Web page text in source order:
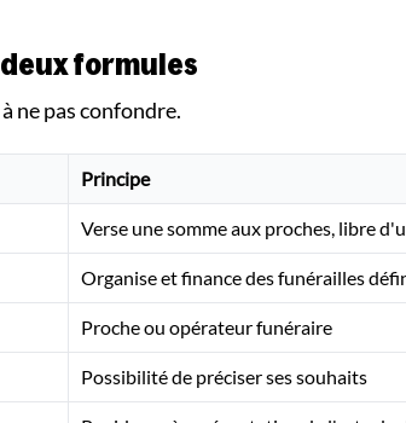
formules
ne pas confondre.
Principe
Verse une somme aux proches, libre
Organise et finance des funérailles
Proche ou opérateur funéraire
Possibilité de préciser ses souhaits